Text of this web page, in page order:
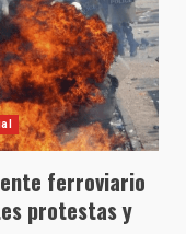
ferroviario
protestas y